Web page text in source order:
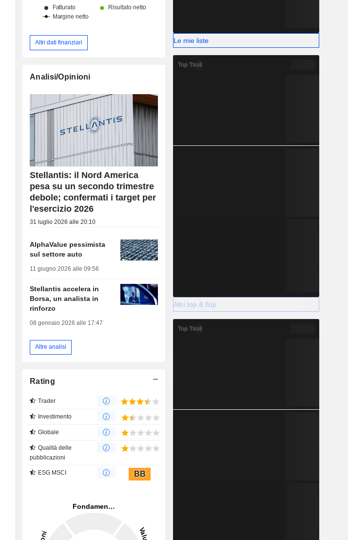
Altri dati finanziari
Analisi/Opinioni
Stellantis: il Nord America
pesa su un secondo trimestre
debole; confermati i target per
l'esercizio 2026
31 luglio 2026 alle 20:10
AlphaValue pessimista
sul settore auto
11 giugno 2026 alle 09:56
Stellantis accelera in
Borsa, un analista in
rinforzo
08 gennaio 2026 alle 17:47
Altre analisi
Rating
Trader
Investimento
Globale
Qualità delle
pubblicazioni
ESG MSCI BB
Le mie liste
Top Titoli
Altri top & flop
Top Titoli